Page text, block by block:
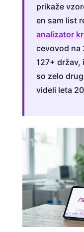
prikaže
en sam list
analizator
cevovod na
127+
so zelo
videli leta